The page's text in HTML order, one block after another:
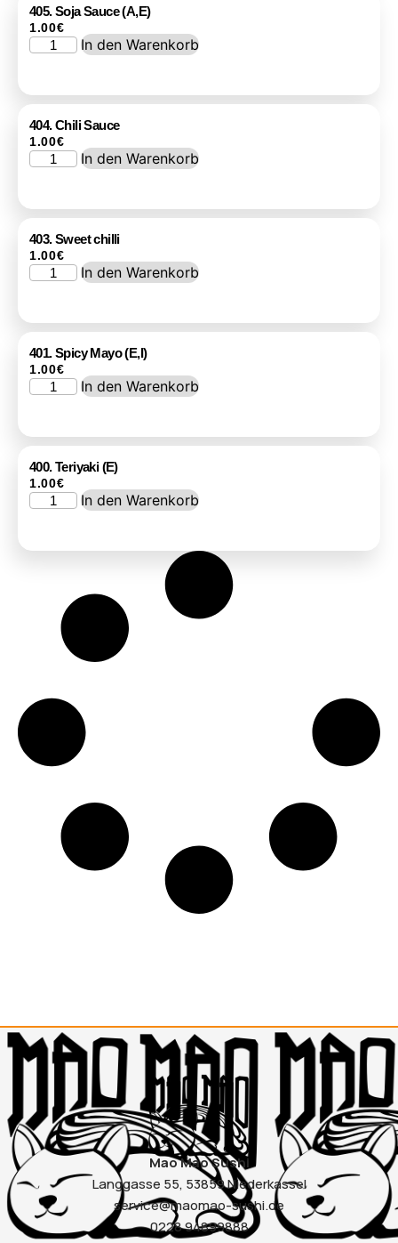
405. Soja Sauce (A,E)
1.00€
In den Warenkorb
404. Chili Sauce
1.00€
In den Warenkorb
403. Sweet chilli
1.00€
In den Warenkorb
401. Spicy Mayo (E,I)
1.00€
In den Warenkorb
400. Teriyaki (E)
1.00€
In den Warenkorb
Mao Mao Sushi
Langgasse 55, 53859 Niederkassel
service@maomao-sushi.de
0228 94899888